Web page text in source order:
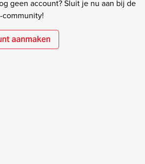
geen account? Sluit je nu aan bij de
aanmaken